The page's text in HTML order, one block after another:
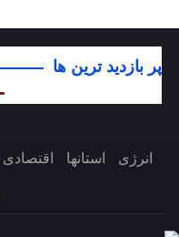
پر بازدید ترین ها
انرژی استانها اقتصادی